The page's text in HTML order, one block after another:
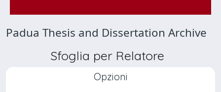
Padua Thesis and Dissertation Archive
Sfoglia per Relatore
Opzioni